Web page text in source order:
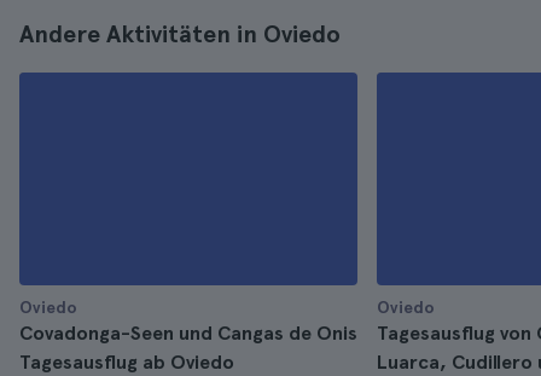
Andere Aktivitäten in Oviedo
Oviedo
Covadonga-Seen und Cangas de Onis
Tagesausflug ab Oviedo
Oviedo
Tagesausflug von
Luarca, Cudillero